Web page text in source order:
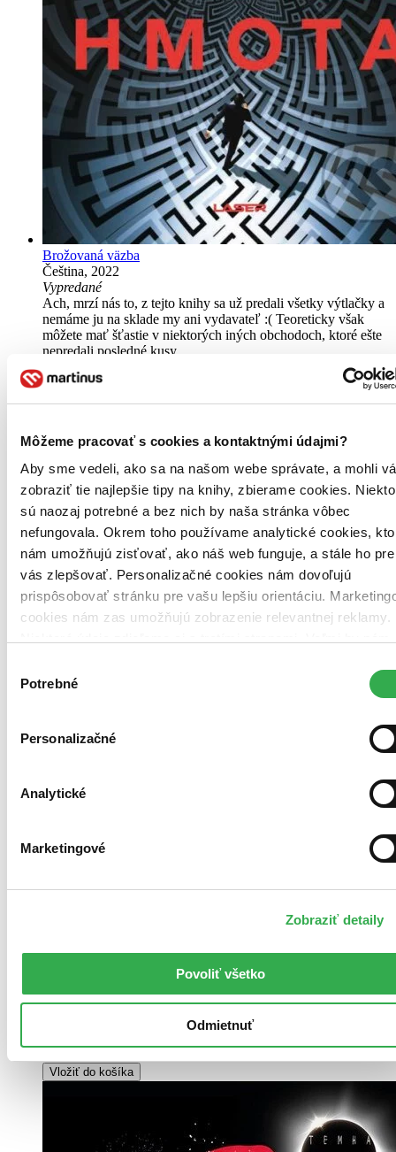
Môžeme pracovať s cookies a kontaktnými údajmi?
Aby sme vedeli, ako sa na našom webe správate, a mohli
zobraziť tie najlepšie tipy na knihy, zbierame cookies.
sú naozaj potrebné a bez nich by naša stránka vôbec
nefungovala. Okrem toho používame analytické cookies,
nám umožňujú zisťovať, ako náš web funguje, a stále ho pre
vás zlepšovať. Personalizačné cookies nám dovoľujú
prispôsobovať stránku pre vašu lepšiu orientáciu.
cookies nám zas umožňujú zobrazenie relevantnej reklamy.
Ďakujeme!
súhlasu
Potrebné
Personalizačné
Analytické
Marketingové
Zobraziť detaily
Povoliť všetko
Odmietnuť
Brožovaná väzba
Čeština, 2022
Vypredané
Ach, mrzí nás to, z tejto knihy sa už predali všetky výtlačky a
nemáme ju na sklade my ani vydavateľ :( Teoreticky však
môžete mať šťastie v niektorých iných obchodoch, ktoré ešte
nepredali posledné kusy.
Na sklade 2 ks
Túto knihu máme síce aktuálne na sklade, máme však už iba
Dodanie ďalších môže trvať dlhšie, zvyčajne do 31 dní.
Vložiť do košíka